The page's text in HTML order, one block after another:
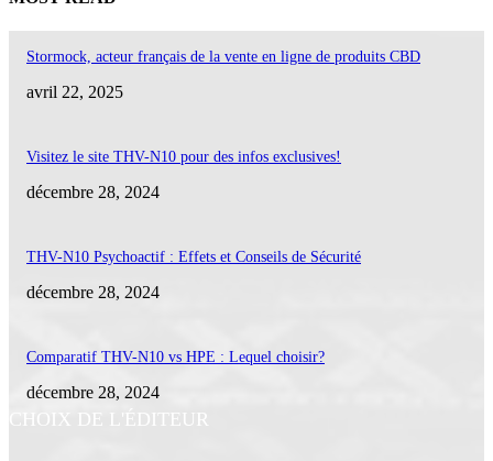
Stormock, acteur français de la vente en ligne de produits CBD
avril 22, 2025
Visitez le site THV-N10 pour des infos exclusives!
décembre 28, 2024
THV-N10 Psychoactif : Effets et Conseils de Sécurité
décembre 28, 2024
Comparatif THV-N10 vs HPE : Lequel choisir?
décembre 28, 2024
CHOIX DE L'ÉDITEUR